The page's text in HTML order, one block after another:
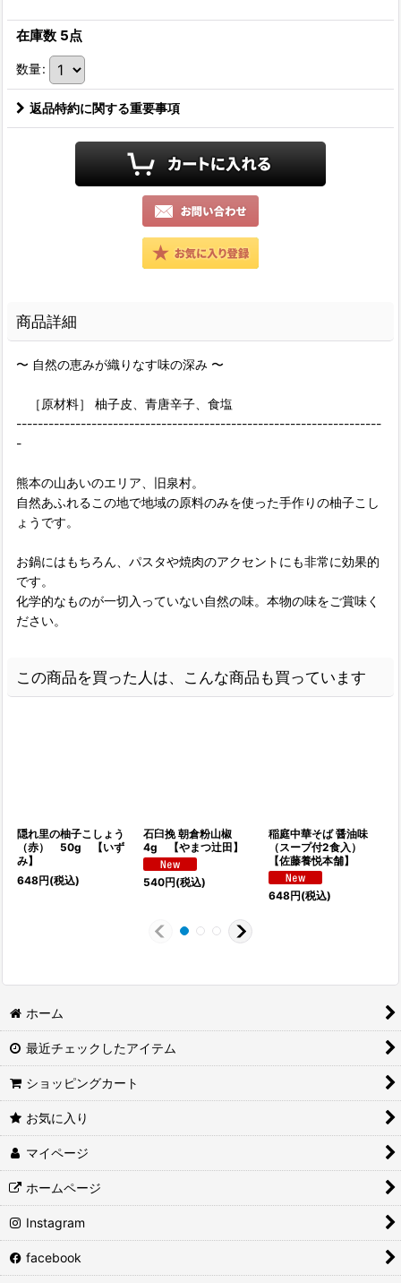
在庫数 5点
数量:
返品特約に関する重要事項
商品詳細
〜 自然の恵みが織りなす味の深み 〜
［原材料］ 柚子皮、青唐辛子、食塩
--------------------------------------------------------------------
-
熊本の山あいのエリア、旧泉村。
自然あふれるこの地で地域の原料のみを使った手作りの柚子こし
ょうです。
お鍋にはもちろん、パスタや焼肉のアクセントにも非常に効果的
です。
化学的なものが一切入っていない自然の味。本物の味をご賞味く
ださい。
この商品を買った人は、こんな商品も買っています
隠れ里の柚子こしょう
（赤） 50g 【いず
み】
648円(税込)
石臼挽 朝倉粉山椒
4g 【やまつ辻田】
540円(税込)
稲庭中華そば 醤油味
（スープ付2食入）
【佐藤養悦本舗】
648円(税込)
ホーム
最近チェックしたアイテム
ショッピングカート
お気に入り
マイページ
ホームページ
Instagram
facebook